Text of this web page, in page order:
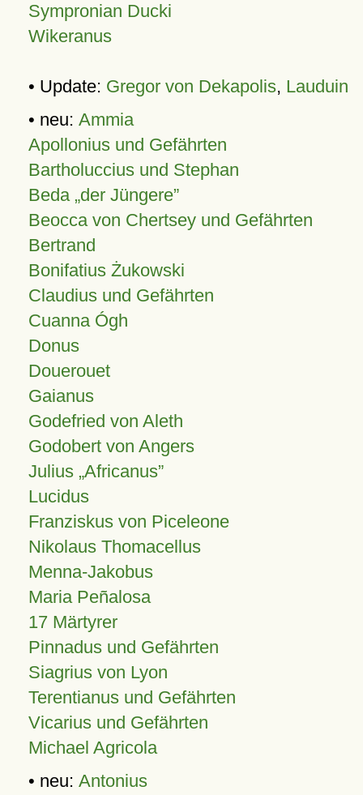
Sympronian Ducki
Wikeranus
• Update: Gregor von Dekapolis, Lauduin
• neu: Ammia
Apollonius und Gefährten
Bartholuccius und Stephan
Beda „der Jüngere”
Beocca von Chertsey und Gefährten
Bertrand
Bonifatius Żukowski
Claudius und Gefährten
Cuanna Ógh
Donus
Douerouet
Gaianus
Godefried von Aleth
Godobert von Angers
Julius Africanus
Lucidus
Franziskus von Piceleone
Nikolaus Thomacellus
Menna-Jakobus
Maria Peñalosa
17 Märtyrer
Pinnadus und Gefährten
Siagrius von Lyon
Terentianus und Gefährten
Vicarius und Gefährten
Michael Agricola
• neu: Antonius